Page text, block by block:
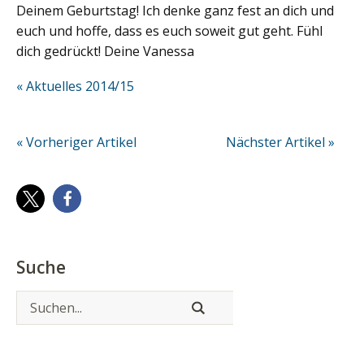
Deinem Geburtstag! Ich denke ganz fest an dich und
euch und hoffe, dass es euch soweit gut geht. Fühl
dich gedrückt! Deine Vanessa
« Aktuelles 2014/15
Nächster Artikel »
« Vorheriger Artikel
Suche